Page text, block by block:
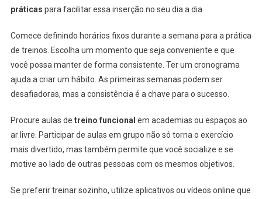
práticas para facilitar essa inserção no seu dia a dia.
Comece definindo horários fixos durante a semana para a prática
de treinos. Escolha um momento que seja conveniente e que
você possa manter de forma consistente. Ter um cronograma
ajuda a criar um hábito. As primeiras semanas podem ser
desafiadoras, mas a consistência é a chave para o sucesso.
Procure aulas de treino funcional em academias ou espaços ao
ar livre. Participar de aulas em grupo não só torna o exercício
mais divertido, mas também permite que você socialize e se
motive ao lado de outras pessoas com os mesmos objetivos.
Se preferir treinar sozinho, utilize aplicativos ou vídeos online que